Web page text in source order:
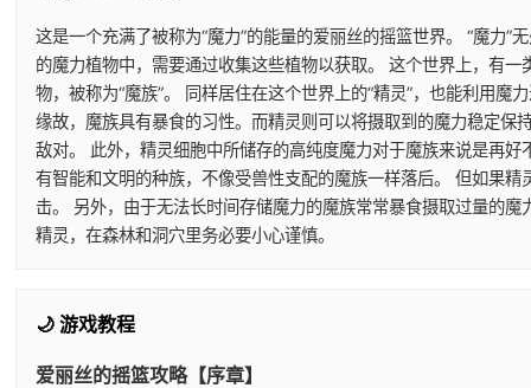
这是一个充满了被称为“魔力”的能量的爱丽丝的摇篮世界。 “魔力
的魔力植物中，需要通过收集这些植物以获取。 这个世界上，有
物，被称为“魔族”。 同样居住在这个世界上的“精灵”，也能利用
缘故，魔族具有暴食的习性。而精灵则可以将摄取到的魔力稳定
敌对。 此外，精灵细胞中所储存的高纯度魔力对于魔族来说是再
有智能和文明的种族，不像受兽性支配的魔族一样落后。 但如果
击。 另外，由于无法长时间存储魔力的魔族常常暴食摄取过量的
精灵，在森林和洞穴里务必要小心谨慎。
🌙 游戏教程
爱丽丝的摇篮攻略【序章】